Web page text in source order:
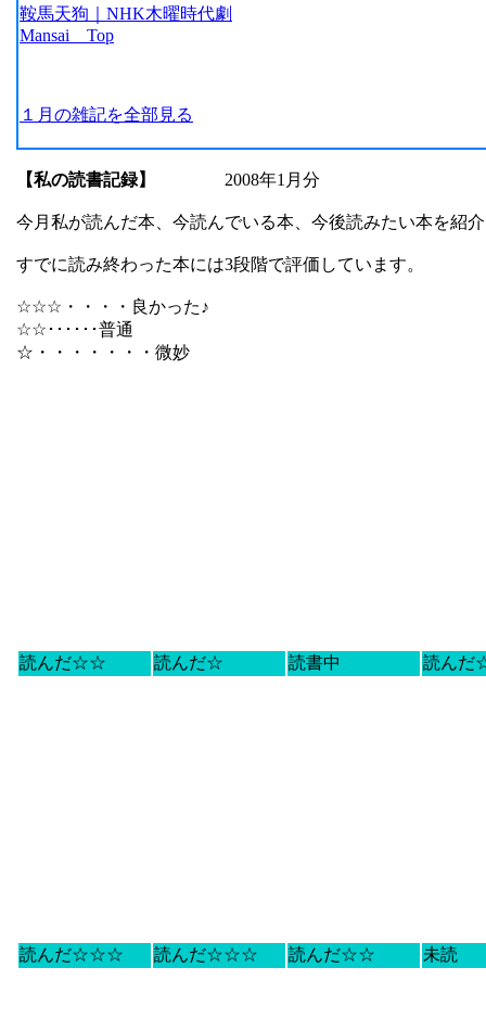
鞍馬天狗｜NHK木曜時代劇
Mansai Top
１月の雑記を全部見る
【私の読書記録】 2008年1月分
今月私が読んだ本、今読んでいる本、今後読みたい本を紹
すでに読み終わった本には3段階で評価しています。
☆☆☆・・・・良かった♪
☆☆･･････普通
☆・・・・・・・微妙
読んだ☆☆ 読んだ☆ 読書中 読んだ
読んだ☆☆☆ 読んだ☆☆☆ 読んだ☆☆ 未読